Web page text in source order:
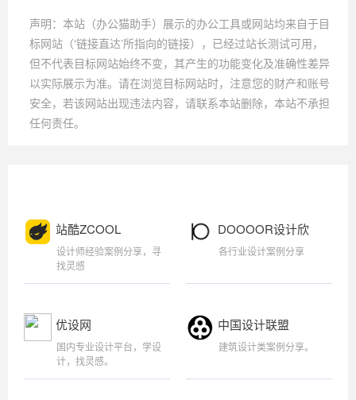
声明：本站（办公猫助手）展示的办公工具或网站均来自于目
标网站（‘链接直达’所指向的链接），已经过站长测试可用，
但不代表目标网站始终不变，其产生的功能变化及准确性差异
以实际展示为准。请在浏览目标网站时，注意您的财产和账号
安全，若该网站出现违法内容，请联系本站删除，本站不承担
任何责任。
站酷ZCOOL
设计师经验案例分享，寻
找灵感
DOOOOR设计欣
赏
各行业设计案例分享
优设网
国内专业设计平台，学设
计，找灵感。
中国设计联盟
建筑设计类案例分享。